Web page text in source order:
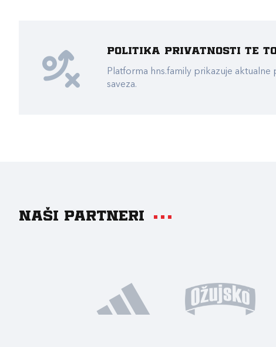
Politika privatnosti te
Platforma hns.family prikazuje
saveza.
Naši partneri